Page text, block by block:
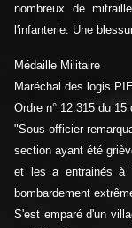
nombreux de
l'infanterie. Une
Médaille Militaire
Maréchal des logis
Ordre n° 12.315 du 15
"Sous-officier
section ayant été
et les a entrainés à
bombardement
S'est emparé d'un